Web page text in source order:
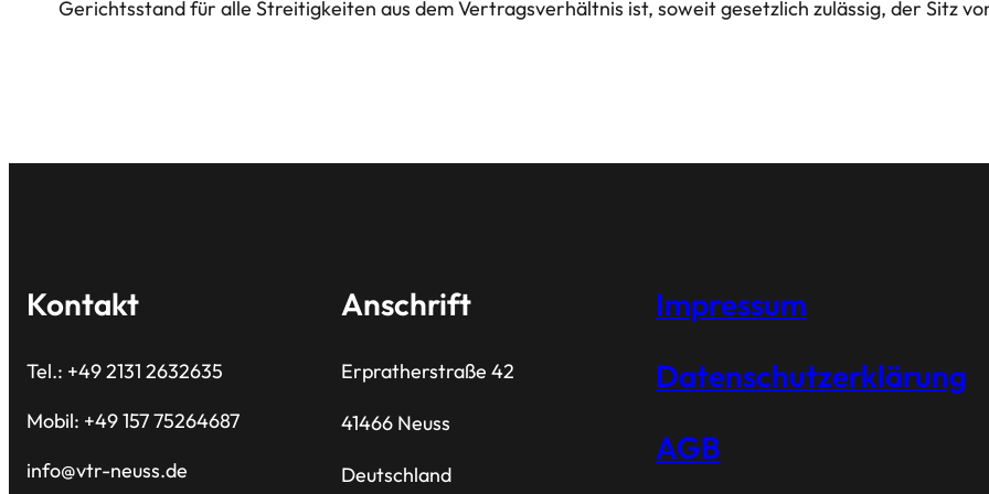
Gerichtsstand für alle Streitigkeiten aus dem Vertragsverhältnis ist, soweit gesetzlich zulässig, der Sitz
Kontakt
Tel.: +49 2131 2632635
Mobil: +49 157 75264687
info@vtr-neuss.de
Anschrift
Erpratherstraße 42
41466 Neuss
Deutschland
Impressum
Datenschutzerklärung
AGB